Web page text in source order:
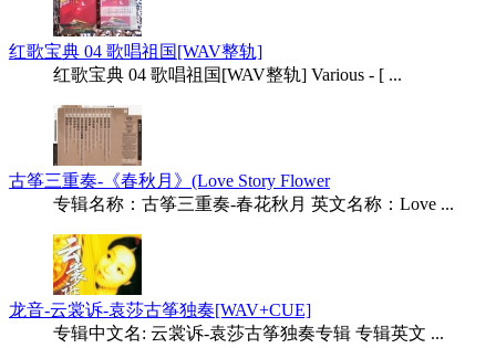
红歌宝典 04 歌唱祖国[WAV整轨]
红歌宝典 04 歌唱祖国[WAV整轨] Various - [ ...
古筝三重奏-《春秋月》(Love Story Flower
专辑名称：古筝三重奏-春花秋月 英文名称：Love ...
龙音-云裳诉-袁莎古筝独奏[WAV+CUE]
专辑中文名: 云裳诉-袁莎古筝独奏专辑 专辑英文 ...